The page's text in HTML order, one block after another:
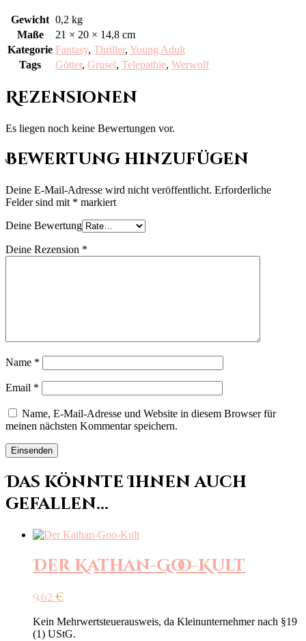
Gewicht 0,2 kg
Maße
21 × 20 × 14,8 cm
Kategorie Fantasy, Thriller, Young Adult
Tags
Götter, Grusel, Telepathie, Werwolf
Rezensionen
Es liegen noch keine Bewertungen vor.
Bewertung hinzufügen
Deine E-Mail-Adresse wird nicht veröffentlicht. Erforderliche
Felder sind mit * markiert
Deine Bewertung
Deine Rezension *
Name *
Email *
Name, E-Mail-Adresse und Website in diesem Browser für
meinen nächsten Kommentar speichern.
Das könnte Ihnen auch
gefallen...
Der Kathan-Goo-Kult
9,62€
Kein Mehrwertsteuerausweis, da Kleinunternehmer nach §19
(1) UStG.